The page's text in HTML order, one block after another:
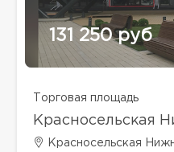
131 250 руб
Торговая площадь
Красносельская
Красносельская